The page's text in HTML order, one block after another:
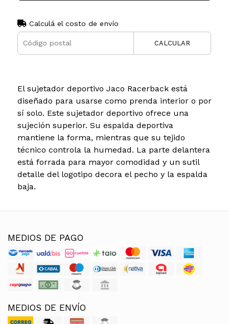
Calculá el costo de envío
CALCULAR
El sujetador deportivo Jaco Racerback está
diseñado para usarse como prenda interior o por
sí solo. Este sujetador deportivo ofrece una
sujeción superior. Su espalda deportiva
mantiene la forma, mientras que su tejido
técnico controla la humedad. La parte delantera
está forrada para mayor comodidad y un sutil
detalle del logotipo decora el pecho y la espalda
baja.
MEDIOS DE PAGO
MEDIOS DE ENVÍO